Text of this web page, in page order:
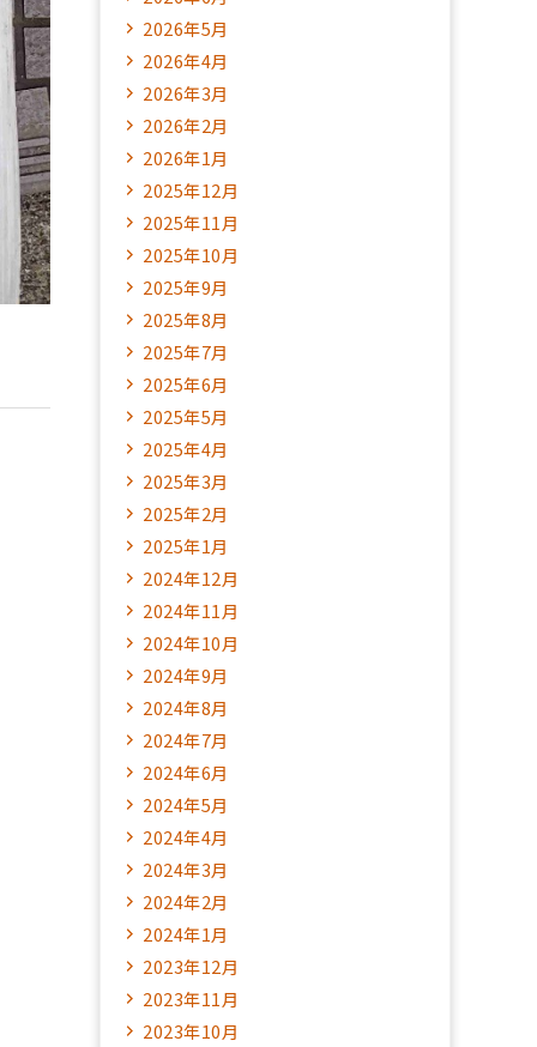
2026年5月
2026年4月
2026年3月
2026年2月
2026年1月
2025年12月
2025年11月
2025年10月
2025年9月
2025年8月
2025年7月
2025年6月
2025年5月
2025年4月
2025年3月
2025年2月
2025年1月
2024年12月
2024年11月
2024年10月
2024年9月
2024年8月
2024年7月
2024年6月
2024年5月
2024年4月
2024年3月
2024年2月
2024年1月
2023年12月
2023年11月
2023年10月